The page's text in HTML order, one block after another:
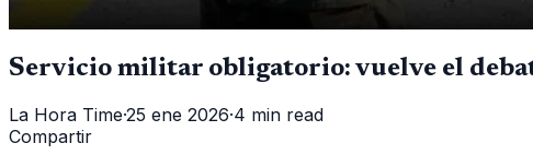
Servicio militar obligatorio: vuelve el
La Hora Time·25 ene 2026·4 min read
Compartir